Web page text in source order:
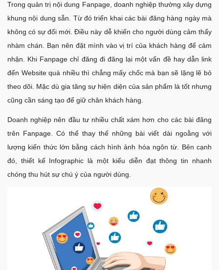
Trong quản trị nội dung Fanpage, doanh nghiệp thường xây dựng
khung nội dung sẵn. Từ đó triển khai các bài đăng hàng ngày mà
không có sự đổi mới. Điều này dễ khiến cho người dùng cảm thấy
nhàm chán. Bạn nên đặt mình vào vị trí của khách hàng để cảm
nhận. Khi Fanpage chỉ đăng đi đăng lại một vấn đề hay dẫn link
đến Website quá nhiều thì chẳng mấy chốc mà bạn sẽ lặng lẽ bỏ
theo dõi. Mặc dù gia tăng sự hiện diện của sản phẩm là tốt nhưng
cũng cần sáng tạo để giữ chân khách hàng.
Doanh nghiệp nên đầu tư nhiều chất xám hơn cho các bài đăng
trên Fanpage. Có thể thay thế những bài viết dài ngoằng với
lượng kiến thức lớn bằng cách hình ảnh hóa ngôn từ. Bên cạnh
đó, thiết kế Infographic là một kiểu diễn đạt thông tin nhanh
chóng thu hút sự chú ý của người dùng.